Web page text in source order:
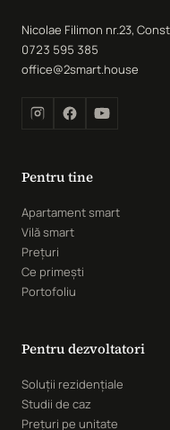
Nicolae Filimon nr.23,
0723 595 385
office@2smart.house
Pentru tine
Apartament smart
Vilă smart
Prețuri
Ce primești
Portofoliu
Pentru dezvoltatori
Soluții rezidențiale
Studii de caz
Prețuri pe unitate